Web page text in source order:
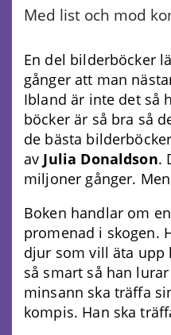
Med list och mod
En del bilderböcker
gånger att man
Ibland är inte det så
böcker är så bra så
de bästa
av Julia Donaldson.
miljoner gånger.
Boken handlar om
promenad i skogen.
djur som vill äta upp
så smart så han
minsann ska träffa
kompis. Han ska